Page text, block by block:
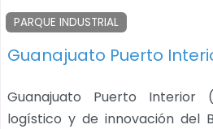
PARQUE INDUSTRIAL
Guanajuato Puerto
Guanajuato Puerto
logístico y de innovación del